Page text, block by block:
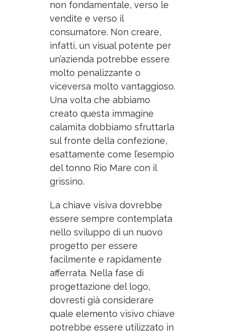
non fondamentale, verso le
vendite e verso il
consumatore. Non creare,
infatti, un visual potente per
un’azienda potrebbe essere
molto penalizzante o
viceversa molto vantaggioso.
Una volta che abbiamo
creato questa immagine
calamita dobbiamo sfruttarla
sul fronte della confezione,
esattamente come l’esempio
del tonno Rio Mare con il
grissino.
La chiave visiva dovrebbe
essere sempre contemplata
nello sviluppo di un nuovo
progetto per essere
facilmente e rapidamente
afferrata. Nella fase di
progettazione del logo,
dovresti già considerare
quale elemento visivo chiave
potrebbe essere utilizzato in